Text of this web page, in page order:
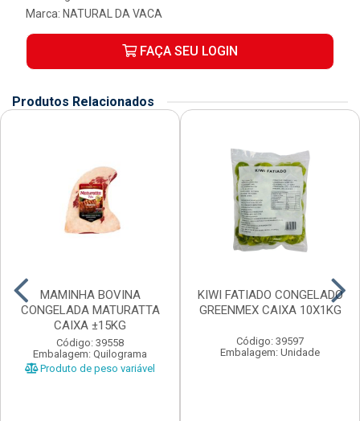
Marca: NATURAL DA VACA
FAÇA SEU LOGIN
Produtos Relacionados
MAMINHA BOVINA
CONGELADA MATURATTA
CAIXA ±15KG
Código: 39558
Embalagem: Quilograma
Produto de peso variável
KIWI FATIADO CONGELADO
GREENMEX CAIXA 10X1KG
Código: 39597
Embalagem: Unidade